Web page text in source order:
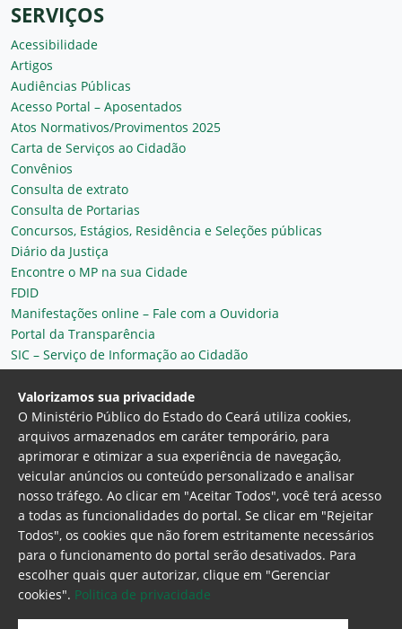
SERVIÇOS
Acessibilidade
Artigos
Audiências Públicas
Acesso Portal – Aposentados
Atos Normativos/Provimentos 2025
Carta de Serviços ao Cidadão
Convênios
Consulta de extrato
Consulta de Portarias
Concursos, Estágios, Residência e Seleções públicas
Diário da Justiça
Encontre o MP na sua Cidade
FDID
Manifestações online – Fale com a Ouvidoria
Portal da Transparência
SIC – Serviço de Informação ao Cidadão
Plantão MP do Ceará
Secretaria Geral
Ministério Público do Estado do Ceará
Procuradoria Geral de Justiça Av. Gen. Afonso
Albuquerque Lima, 130 - Cambeba - CEP:
60.822-325 - Fortaleza, Ceará. Brasil
Valorizamos sua privacidade
O Ministério Público do Estado do Ceará utiliza cookies,
arquivos armazenados em caráter temporário, para
aprimorar e otimizar a sua experiência de navegação,
veicular anúncios ou conteúdo personalizado e analisar
nosso tráfego. Ao clicar em "Aceitar Todos", você terá acesso
a todas as funcionalidades do portal. Se clicar em "Rejeitar
Todos", os cookies que não forem estritamente necessários
para o funcionamento do portal serão desativados. Para
escolher quais quer autorizar, clique em "Gerenciar
cookies". Politica de privacidade